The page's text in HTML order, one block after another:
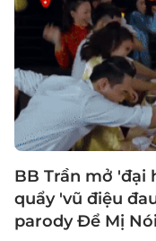
BB Trần mở 'đại
quẩy 'vũ điệu
parody Để Mị